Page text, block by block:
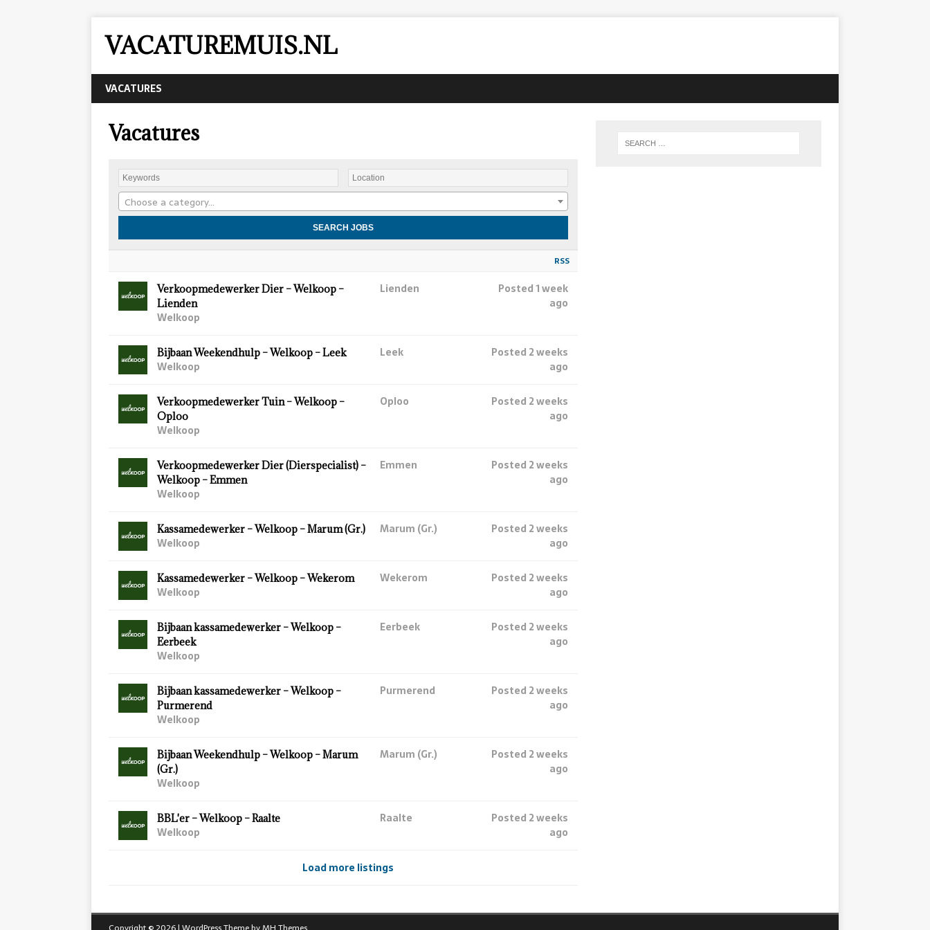
VACATUREMUIS.NL
VACATURES
Vacatures
Choose a category…
RSS
Verkoopmedewerker Dier – Welkoop –
Lienden
Welkoop
Lienden
Posted 1 week
ago
Bijbaan Weekendhulp – Welkoop – Leek
Welkoop
Leek
Posted 2 weeks
ago
Verkoopmedewerker Tuin – Welkoop –
Oploo
Welkoop
Oploo
Posted 2 weeks
ago
Verkoopmedewerker Dier (Dierspecialist) –
Welkoop – Emmen
Welkoop
Emmen
Posted 2 weeks
ago
Kassamedewerker – Welkoop – Marum (Gr.)
Welkoop
Marum (Gr.)
Posted 2 weeks
ago
Kassamedewerker – Welkoop – Wekerom
Welkoop
Wekerom
Posted 2 weeks
ago
Bijbaan kassamedewerker – Welkoop –
Eerbeek
Welkoop
Eerbeek
Posted 2 weeks
ago
Bijbaan kassamedewerker – Welkoop –
Purmerend
Welkoop
Purmerend
Posted 2 weeks
ago
Bijbaan Weekendhulp – Welkoop – Marum
(Gr.)
Welkoop
Marum (Gr.)
Posted 2 weeks
ago
BBL'er – Welkoop – Raalte
Welkoop
Raalte
Posted 2 weeks
ago
Load more listings